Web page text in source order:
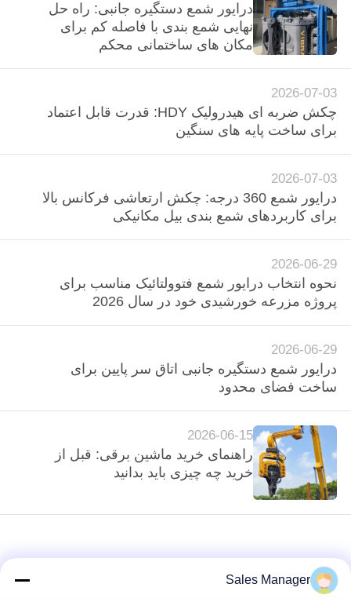
ما
تماس
بگیرید
اخبار
موارد
درخواست
نقل قول
نقشه
سایت
PRIVACY
POLICY
درایور شمع دستگیره جانبی: راه حل
نهایی شمع بندی با فاصله کم برای
مکان های ساختمانی محکم
2026-07-03
چکش ضربه ای هیدرولیک HDY: قدرت قابل اعتماد
برای ساخت پایه های سنگین
2026-07-03
درایور شمع 360 درجه: چکش ارتعاشی فرکانس بالا
برای کاربردهای شمع بندی بیل مکانیکی
2026-06-29
نحوه انتخاب درایور شمع فتوولتائیک مناسب برای
پروژه مزرعه خورشیدی خود در سال 2026
2026-06-29
درایور شمع دستگیره جانبی اتاق سر پایین برای
ساخت فضای محدود
2026-06-15
راهنمای خرید ماشین برقی: قبل از
خرید چه چیزی باید بدانید
Sales Manager